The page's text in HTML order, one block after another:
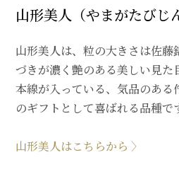
山形美人（やまがたびじ
山形美人は、粒の大きさは佐藤
づきが濃く艶のある美しい見た
本線が入っている、気品のある
のギフトとして喜ばれる品種で
山形美人はこちらから 〉